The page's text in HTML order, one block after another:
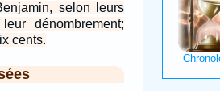
selon leurs
dénombrement;
cents.